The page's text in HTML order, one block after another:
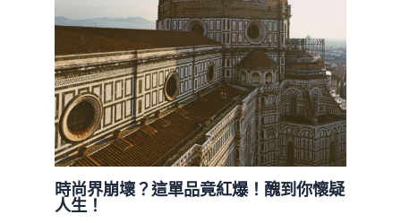
時尚界崩壞？這單品竟紅爆！醜到你懷疑
人生！